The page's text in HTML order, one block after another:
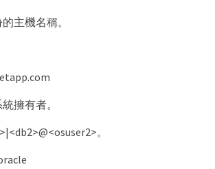
主機名稱。
擁有者。
。